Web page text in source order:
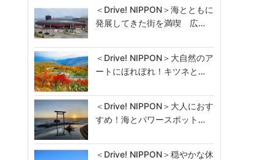
＜Drive! NIPPON＞海とともに
発展してきた街を満喫 広…
＜Drive! NIPPON＞大自然のア
ートにほれぼれ！キツネと…
＜Drive! NIPPON＞大人におす
すめ！海とパワースポット…
＜Drive! NIPPON＞穏やかな休